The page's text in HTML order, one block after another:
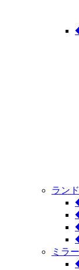
ラン
ミラー